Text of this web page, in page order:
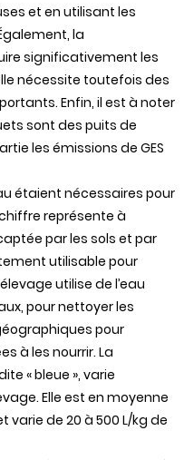
et en utilisant les
la
significativement les
nécessite toutefois des
Enfin, il est à noter
sont des puits de
les émissions de GES
étaient nécessaires pour
représente à
par les sols et par
utilisable pour
utilise de l’eau
pour nettoyer les
pour
à les nourrir. La
« bleue », varie
Elle est en moyenne
varie de 20 à 500 L/kg de